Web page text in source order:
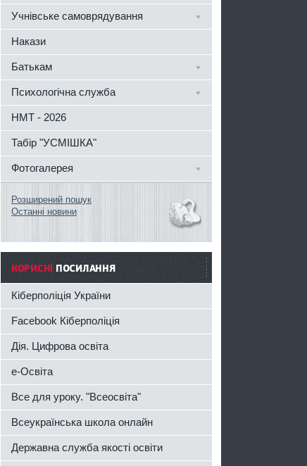
Учнівське самоврядування
Накази
Батькам
Психологічна служба
НМТ - 2026
Табір "УСМІШКА"
Фотогалерея
Розширений пошук
Останні новини
КОРИСНІ ПОСИЛАННЯ
Кіберполіція України
Facebook Кіберполіція
Дія. Цифрова освіта
e-Освіта
Все для уроку. "Всеосвіта"
Всеукраїнська школа онлайн
Державна служба якості освіти